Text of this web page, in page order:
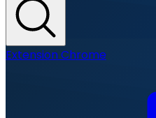
Extension Chrome